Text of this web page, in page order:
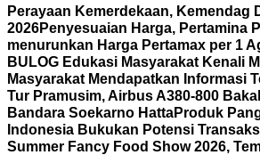
Perayaan Kemerdekaan, Kemendag
2026Penyesuaian Harga, Pertamina
menurunkan Harga Pertamax per 1
BULOG Edukasi Masyarakat Kenali
Masyarakat Mendapatkan Informasi
Tur Pramusim, Airbus A380-800
Bandara Soekarno HattaProduk
Indonesia Bukukan Potensi
Summer Fancy Food Show 2026,